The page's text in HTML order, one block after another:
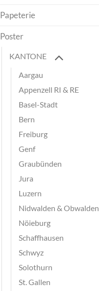
Papeterie
Poster
KANTONE
Aargau
Appenzell RI & RE
Basel-Stadt
Bern
Freiburg
Genf
Graubünden
Jura
Luzern
Nidwalden & Obwalden
Nöieburg
Schaffhausen
Schwyz
Solothurn
St. Gallen